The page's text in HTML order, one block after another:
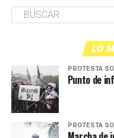
LO
PROTESTA
Punto de
PROTESTA